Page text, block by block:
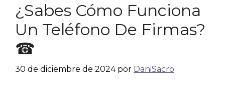
¿Sabes Cómo Funciona
Un Teléfono De Firmas?
☎
30 de diciembre de 2024 por DaniSacro